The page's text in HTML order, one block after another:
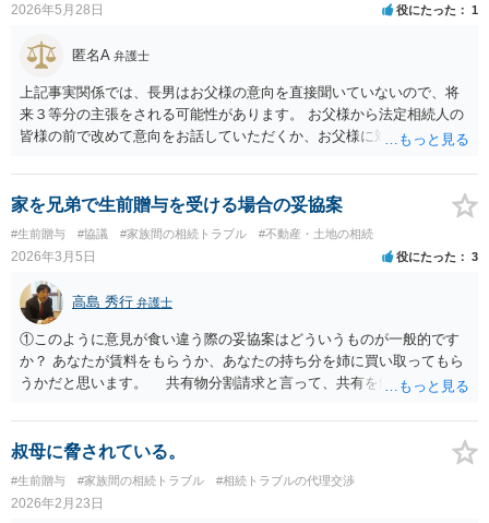
2026年5月28日 役にたった 1
匿名A 弁護士
上記事実関係では、長男はお父様の意向を直接聞いていないので、将
来３等分の主張をされる可能性があります。 お父様から法定相続人の
皆様の前で改めて意向をお話していただくか、お父様に対し遺言を残
ります。
家を兄弟で生前贈与を受ける場合の妥協案
#生前贈与 #協議 #家族間の相続トラブル #不動産・土地の相続
2026年3月5日 役にたった 3
高島 秀行 弁護士
①このように意見が食い違う際の妥協案はどういうものが一般的です
か？ あなたが賃料をもらうか、あなたの持ち分を姉に買い取ってもら
うかだと思います。 共有物分割請求と言って、共有を解消する場合
とができます。 ただし、共有で贈与を受けるときに、相手が使用す
ることを認めると そのような共有物分割請求ができるのかが問題と
なってしまいます。 ②仮に姉がこの家で事業を始めた場合、私に一定
の賃貸料を払うのが一般的でしょうか？ 姉だけ使用することを認
めるのであれば賃料をもらったらよいと思います。 ③家や土地を共有
叔母に脅されている。
#生前贈与 #家族間の相続トラブル #相続トラブルの代理交渉
2026年2月23日